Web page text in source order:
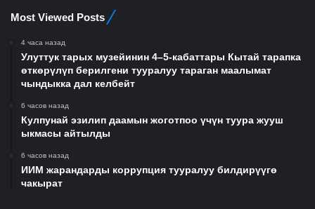
Most Viewed Posts
4 часа назад
Улуттук тарых музейинин 4–5-кабаттары Кытай тарапка
өткөрүлүп берилгени тууралуу тараган маалымат
чындыкка дал келбейт
6 часов назад
Кулпунай эзилип даамын жоготпоо үчүн туура жууш
ыкмасы айтылды
6 часов назад
ИИМ жарандарды коррупция тууралуу билдирүүгө
чакырат